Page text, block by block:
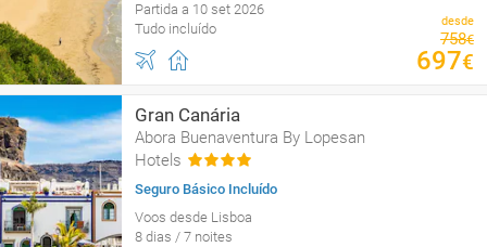
Partida a 10 set 2026
Tudo incluído
desde
758€
697€
Gran Canária
Abora Buenaventura By Lopesan
Hotels
Seguro Básico Incluído
Voos desde Lisboa
8 dias / 7 noites